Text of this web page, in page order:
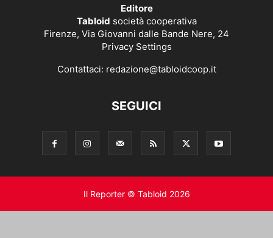
Editore
Tabloid società cooperativa
Firenze, Via Giovanni dalle Bande Nere, 24
Privacy Settings
Contattaci: redazione@tabloidcoop.it
SEGUICI
Il Reporter © Tabloid 2026